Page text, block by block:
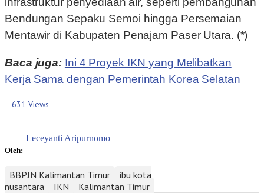
Bendungan Sepaku Semoi hingga Persemaian
Mentawir di Kabupaten Penajam Paser Utara. (*)
Baca juga: Ini 4 Proyek IKN yang Melibatkan
Kerja Sama dengan Pemerintah Korea Selatan
631 Views
Oleh:
Leceyanti Aripurnomo
BBPJN Kalimantan Timur
ibu kota
nusantara
IKN
Kalimantan Timur